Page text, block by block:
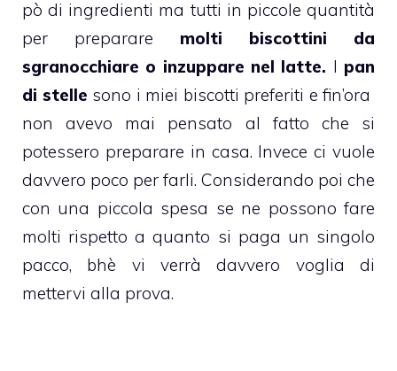
pò di ingredienti ma tutti in piccole quantità
per preparare molti biscottini
da
sgranocchiare o inzuppare nel latte. I pan
di stelle sono i miei biscotti preferiti e fin’ora
non avevo mai pensato al fatto che si
potessero preparare in casa. Invece ci vuole
davvero poco per farli. Considerando poi che
con una piccola spesa se ne possono fare
molti rispetto a quanto si paga un singolo
pacco, bhè vi verrà davvero voglia di
mettervi alla prova.